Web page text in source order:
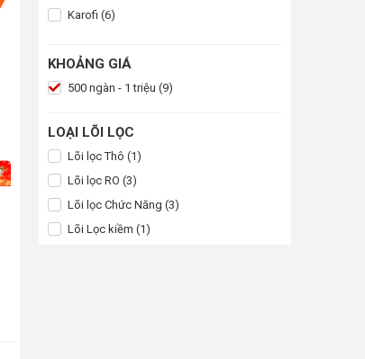
Karofi (6)
KHOẢNG GIÁ
500 ngàn - 1 triệu (9)
LOẠI LÕI LỌC
Lõi lọc Thô (1)
Lõi lọc RO (3)
Lõi lọc Chức Năng (3)
Lõi Lọc kiềm (1)